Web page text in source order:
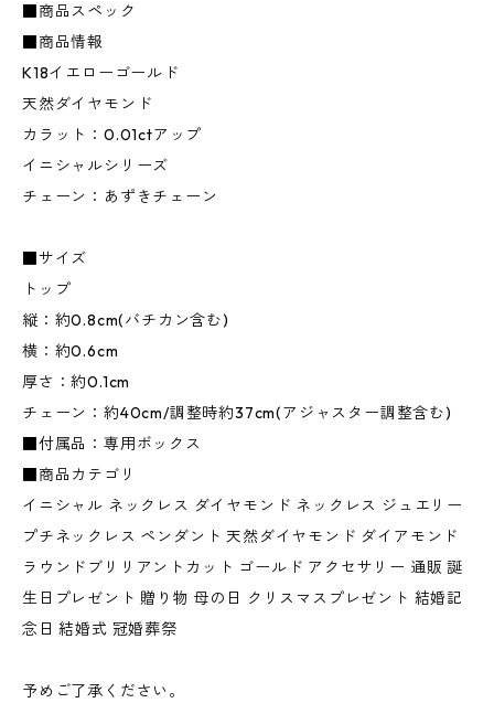
■商品スペック
■商品情報
K18イエローゴールド
天然ダイヤモンド
カラット：0.01ctアップ
イニシャルシリーズ
チェーン：あずきチェーン
■サイズ
トップ
縦：約0.8cm(バチカン含む)
横：約0.6cm
厚さ：約0.1cm
チェーン：約40cm/調整時約37cm(アジャスター調整含む)
■付属品：専用ボックス
■商品カテゴリ
イニシャル ネックレス ダイヤモンド ネックレス ジュエリー
プチネックレス ペンダント 天然ダイヤモンド ダイアモンド
ラウンドブリリアントカット ゴールド アクセサリー 通販 誕
生日プレゼント 贈り物 母の日 クリスマスプレゼント 結婚記
念日 結婚式 冠婚葬祭
予めご了承ください。